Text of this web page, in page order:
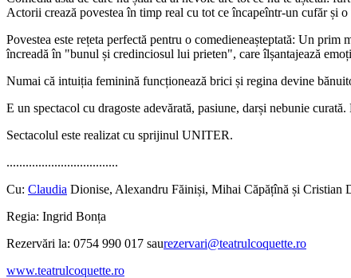
Actorii crează povestea în timp real cu tot ce încapeîntr-un cufăr și o
Povestea este rețeta perfectă pentru o comedieneașteptată: Un
încreadă în "bunul și credinciosul lui prieten", care îlșantajează
Numai că intuiția feminină funcționează brici și regina devine
E un spectacol cu dragoste adevărată, pasiune, darși nebunie
Sectacolul este realizat cu sprijinul UNITER.
...................................
Cu: Claudia Dionise, Alexandru Făiniși, Mihai Căpățînă și Cristian
Regia: Ingrid Bonța
Rezervări la: 0754 990 017 saurezervari@teatrulcoquette.ro
www.teatrulcoquette.ro